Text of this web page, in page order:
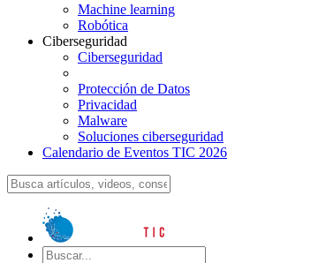
Machine learning
Robótica
Ciberseguridad
Ciberseguridad
Protección de Datos
Privacidad
Malware
Soluciones ciberseguridad
Calendario de Eventos TIC 2026